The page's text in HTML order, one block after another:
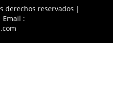
derechos reservados |
: